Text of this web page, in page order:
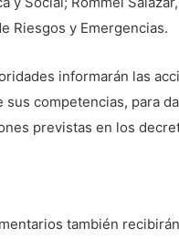
Riesgos y Emergencias.
informarán las
sus competencias, para
previstas en los
también